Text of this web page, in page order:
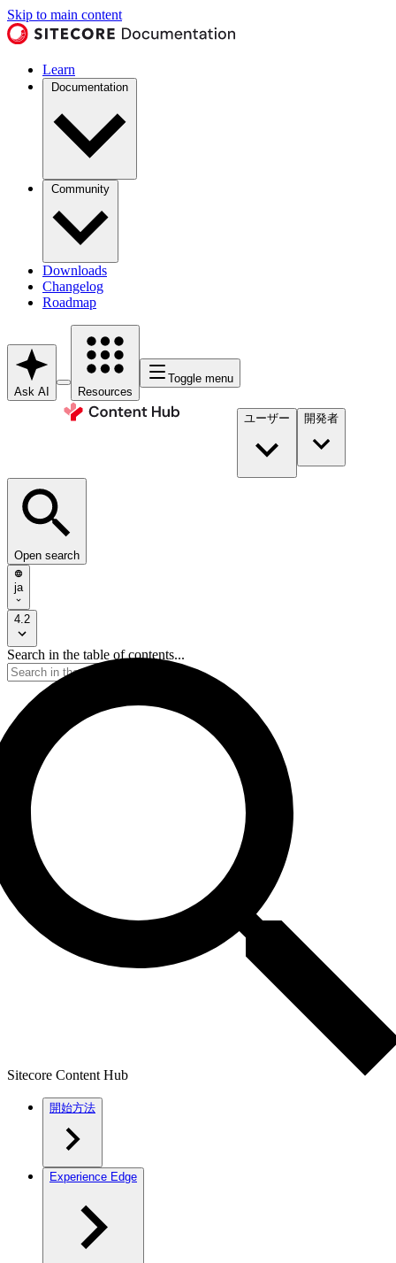
Skip to main content
Learn
Documentation
Community
Downloads
Changelog
Roadmap
Ask AI Resources
Toggle menu
ユーザー 開発者​
Open search
ja
4.2
Search in the table of contents...
Sitecore Content Hub
開始方法
Experience Edge